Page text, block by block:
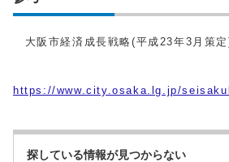
大阪市経済成長戦略(平成23年3月策
https://www.city.osaka.lg.jp/
探している情報が見つからない